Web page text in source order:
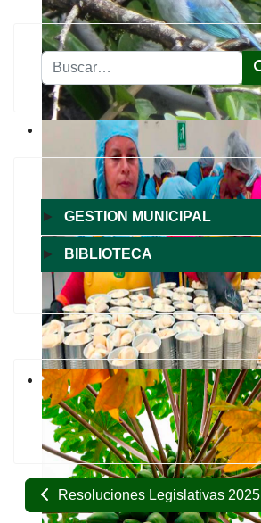
Buscar
► GESTION MUNICIPAL
► BIBLIOTECA
Resoluciones Legislativas 2025